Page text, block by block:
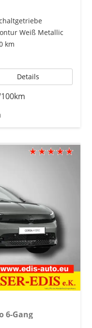
Weiß Metallic
km
Details
6-Gang